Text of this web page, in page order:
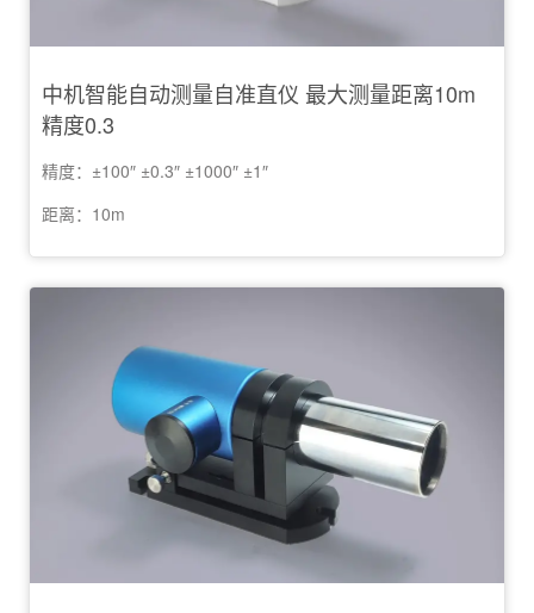
中机智能自动测量自准直仪 最大测量距离10m
精度0.3
精度：±100″ ±0.3″ ±1000″ ±1″
距离：10m